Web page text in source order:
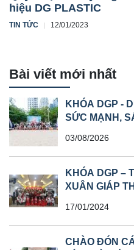
hiệu DG PLASTIC
TIN TỨC 12/01/2023
Bài viết mới nhất
KHÓA DGP -
SỨC MẠNH,
03/08/2026
KHÓA DGP –
XUÂN GIÁP
17/01/2024
CHÀO ĐÓN